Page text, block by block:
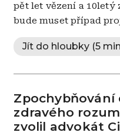
pět let vězení a 10letý
bude muset případ
Jít do hloubky (5
Zpochybňování
zdravého
zvolil advokát